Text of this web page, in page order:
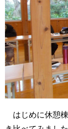
はじめに休憩